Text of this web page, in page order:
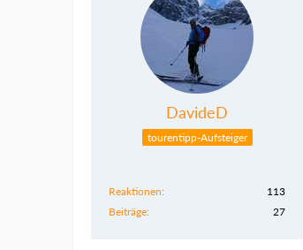
DavideD
tourentipp-Aufsteiger
Reaktionen
113
Beiträge
27